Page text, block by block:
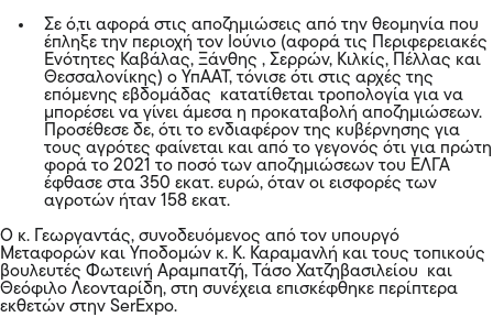
Σε ό,τι αφορά στις αποζημιώσεις από την θεομηνία που
έπληξε την περιοχή τον Ιούνιο (αφορά τις Περιφερειακές
Ενότητες Καβάλας, Ξάνθης , Σερρών, Κιλκίς, Πέλλας και
Θεσσαλονίκης) ο ΥπΑΑΤ, τόνισε ότι στις αρχές της
επόμενης εβδομάδας κατατίθεται τροπολογία για να
μπορέσει να γίνει άμεσα η προκαταβολή αποζημιώσεων.
Προσέθεσε δε, ότι το ενδιαφέρον της κυβέρνησης για
τους αγρότες φαίνεται και από το γεγονός ότι για πρώτη
φορά το 2021 το ποσό των αποζημιώσεων του ΕΛΓΑ
έφθασε στα 350 εκατ. ευρώ, όταν οι εισφορές των
αγροτών ήταν 158 εκατ.
Ο κ. Γεωργαντάς, συνοδευόμενος από τον υπουργό
Μεταφορών και Υποδομών κ. Κ. Καραμανλή και τους τοπικούς
βουλευτές Φωτεινή Αραμπατζή, Τάσο Χατζηβασιλείου και
Θεόφιλο Λεονταρίδη, στη συνέχεια επισκέφθηκε περίπτερα
εκθετών στην SerExpo.